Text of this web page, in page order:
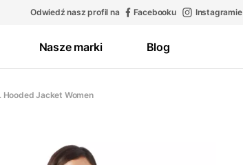
Odwiedź nasz profil na Facebooku Instagramie
Nasze marki Blog
Hooded Jacket Women